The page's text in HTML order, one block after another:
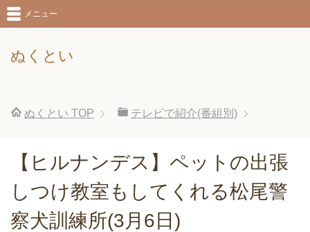
ぬくとい
メニュー
ぬくとい TOP テレビで紹介(番組別)
【ヒルナンデス】ペットの出張
しつけ教室もしてくれる松尾警
察犬訓練所(3月6日)